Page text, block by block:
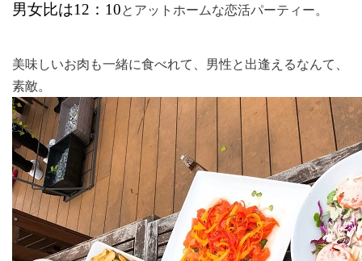
男女比は12 ： 10とアットホームな恋活パーティー。
美味しいお肉も一緒に食べれて、男性と出逢えるなんて、
素敵。